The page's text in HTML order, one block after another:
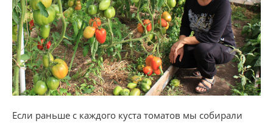
Если раньше с каждого куста томатов мы собирали